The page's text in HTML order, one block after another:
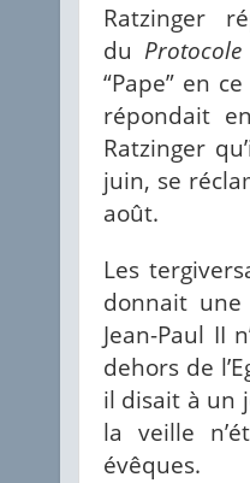
Ratzinger
du Protocole
“Pape” en
répondait
Ratzinger
juin, se
août.
Les
donnait
Jean-Paul II
dehors de
il disait à un
la veille
évêques.